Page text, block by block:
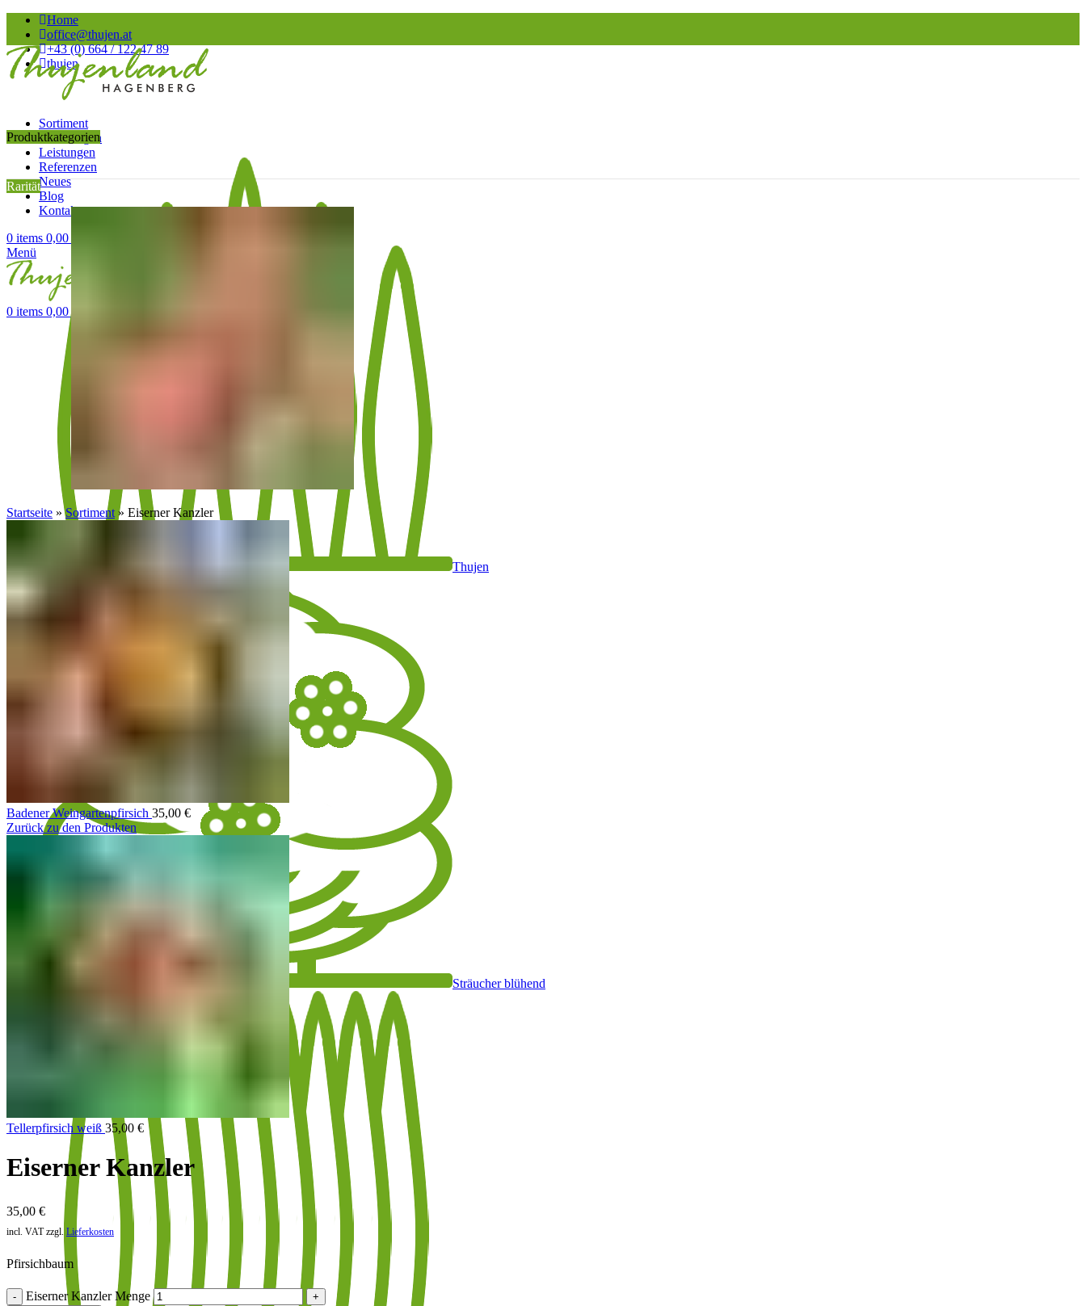
Home
office@thujen.at
+43 (0) 664 / 122 47 89
thujen
Sortiment
Anleitungen
Leistungen
Referenzen
Neues
Blog
Kontakt
0 items 0,00
Menü
0 items 0,00
Produktkategorien
Thujen
Sträucher blühend
Rarität
Startseite »Sortiment » Eiserner Kanzler
Badener Weingartenpfirsich 35,00 €
Zurück zu den Produkten
Tellerpfirsich weiß 35,00 €
Eiserner Kanzler
35,00 €
incl. VAT zzgl. Lieferkosten
Pfirsichbaum
Eiserner Kanzler Menge